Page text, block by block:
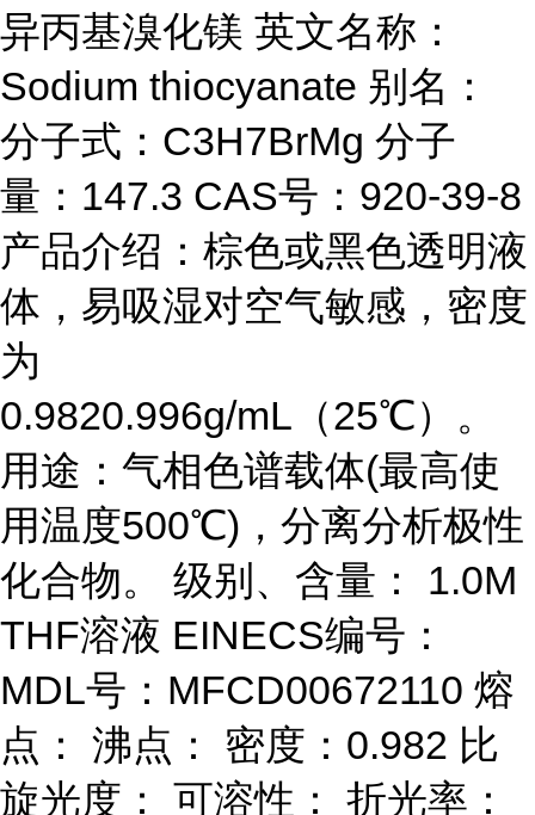
异丙基溴化镁 英文名称：
Sodium thiocyanate 别名：
分子式：C3H7BrMg 分子
量：147.3 CAS号：920-39-8
产品介绍：棕色或黑色透明液
体，易吸湿对空气敏感，密度
为
0.9820.996g/mL（25℃）。
用途：气相色谱载体(最高使
用温度500℃)，分离分析极性
化合物。 级别、含量： 1.0M
THF溶液 EINECS编号：
MDL号：MFCD00672110 熔
点： 沸点： 密度：0.982 比
旋光度： 可溶性： 折光率：